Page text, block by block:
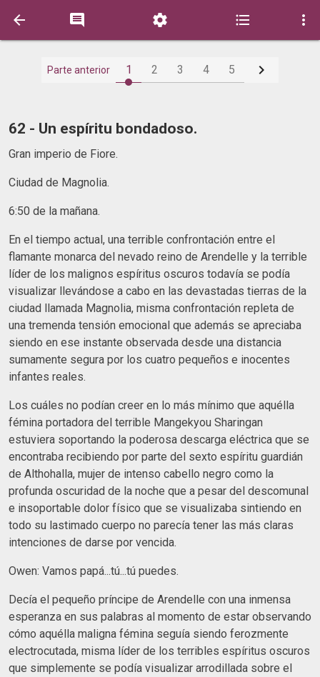
    
Parte anterior 1 2 3 4 5 
62 - Un espíritu bondadoso.
Gran imperio de Fiore.
Ciudad de Magnolia.
6:50 de la mañana.
En el tiempo actual, una terrible confrontación entre el
flamante monarca del nevado reino de Arendelle y la terrible
líder de los malignos espíritus oscuros todavía se podía
visualizar llevándose a cabo en las devastadas tierras de la
ciudad llamada Magnolia, misma confrontación repleta de
una tremenda tensión emocional que además se apreciaba
siendo en ese instante observada desde una distancia
sumamente segura por los cuatro pequeños e inocentes
infantes reales.
Los cuáles no podían creer en lo más mínimo que aquélla
fémina portadora del terrible Mangekyou Sharingan
estuviera soportando la poderosa descarga eléctrica que se
encontraba recibiendo por parte del sexto espíritu guardián
de Althohalla, mujer de intenso cabello negro como la
profunda oscuridad de la noche que a pesar del descomunal
e insoportable dolor físico que se visualizaba sintiendo en
todo su lastimado cuerpo no parecía tener las más claras
intenciones de darse por vencida.
Owen: Vamos papá...tú...tú puedes.
Decía el pequeño príncipe de Arendelle con una inmensa
esperanza en sus palabras al momento de estar observando
cómo aquélla maligna fémina seguía siendo ferozmente
electrocutada, misma líder de los terribles espíritus oscuros
que simplemente se podía visualizar arrodillada sobre el